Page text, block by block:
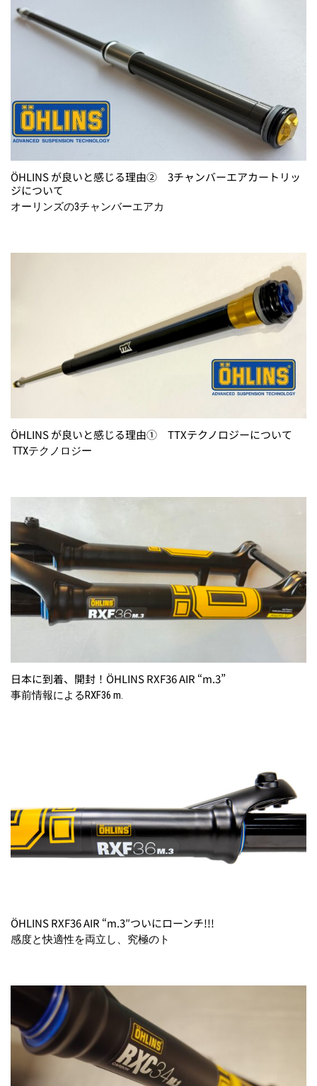
ÖHLINS が良いと感じる理由② 3チャンバーエアカートリッ
ジについて
オーリンズの3チャンバーエアカ
ÖHLINS が良いと感じる理由① TTXテクノロジーについて
TTXテクノロジー
日本に到着、開封！ÖHLINS RXF36 AIR “m.3”
事前情報によるRXF36 m.
ÖHLINS RXF36 AIR “m.3″ついにローンチ!!!
感度と快適性を両立し、究極のト